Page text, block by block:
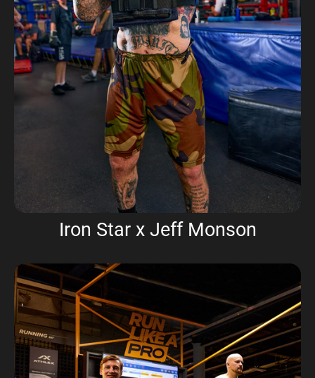
Iron Star x Jeff Monson